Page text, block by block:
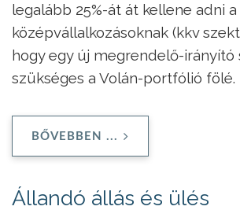
legalább 25%-át át kellene adni a
középvállalkozásoknak (kkv
hogy egy új megrendelő-irányító
szükséges a Volán-portfólió fölé.
BŐVEBBEN ...
Állandó állás és ülés